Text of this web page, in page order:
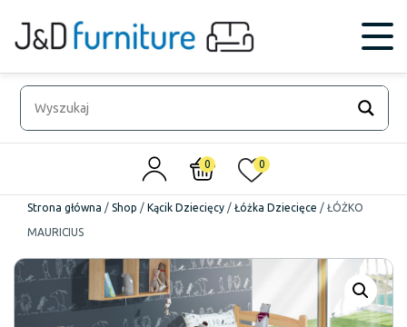
0 0
Strona główna / Shop / Kącik Dziecięcy / Łóżka Dziecięce / ŁÓŻKO
MAURICIUS